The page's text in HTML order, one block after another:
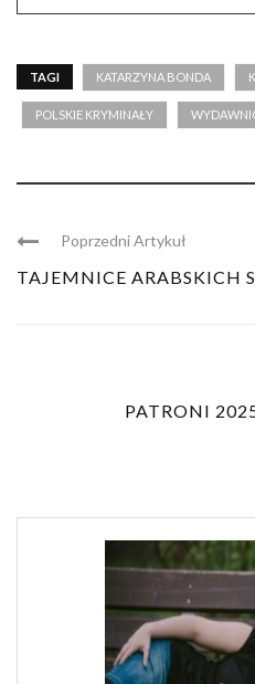
TAGI KATARZYNA BONDA
POLSKIE KRYMINAŁY
Poprzedni Artykuł
TAJEMNICE ARABSKICH
PATRONI